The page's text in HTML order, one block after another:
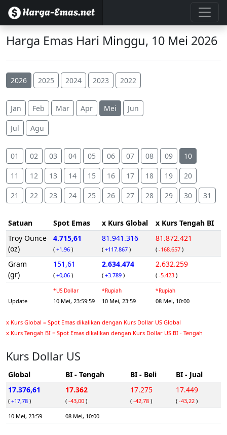
Harga Emas Hari Minggu, 10 Mei 2026
2026 2025 2024 2023 2022
Jan Feb Mar Apr Mei Jun
Jul Agu
01 02 03 04 05 06 07 08 09 10
11 12 13 14 15 16 17 18 19 20
21 22 23 24 25 26 27 28 29 30 31
Satuan Spot Emas x Kurs Global
x Kurs Tengah BI
Troy Ounce
(oz)
4.715,61
( +1,96 )
81.941.316
( +117.867 )
81.872.421
( -168.657 )
Gram
(gr)
151,61
( +0,06 )
2.634.474
( +3.789 )
2.632.259
( -5.423 )
Update
*US Dollar
10 Mei, 23:59:59
*Rupiah
10 Mei, 23:59
*Rupiah
08 Mei, 10:00
x Kurs Global = Spot Emas dikalikan dengan Kurs Dollar US Global
x Kurs Tengah BI = Spot Emas dikalikan dengan Kurs Dollar US BI - Tengah
Kurs Dollar US
Global BI - Tengah BI - Beli
BI - Jual
17.376,61
( +17,78 )
17.362
( -43,00 )
17.275
( -42,78 )
17.449
( -43,22 )
10 Mei, 23:59
08 Mei, 10:00